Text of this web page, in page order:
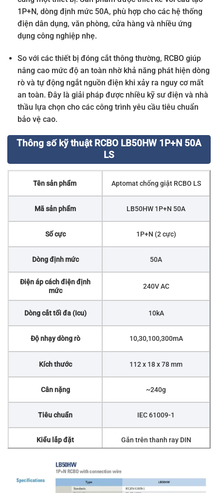
1P+N, dòng định mức 50A, phù hợp cho các hệ thống
điện dân dụng, văn phòng, cửa hàng và nhiều ứng
dụng công nghiệp nhẹ.
So với các thiết bị đóng cắt thông thường, RCBO giúp
nâng cao mức độ an toàn nhờ khả năng phát hiện dòng
rò và tự động ngắt nguồn điện khi xảy ra nguy cơ mất
an toàn. Đây là giải pháp được nhiều kỹ sư điện và nhà
thầu lựa chọn cho các công trình yêu cầu tiêu chuẩn
bảo vệ cao.
Thông số kỹ thuật RCBO LB50HW 1P+N 50A
LS
Tên sản phẩm Aptomat chống giật RCBO LS
Mã sản phẩm LB50HW 1P+N 50A
Số cực 1P+N (2 cực)
Dòng định mức 50A
Điện áp cách điện định
mức
240V AC
Dòng cắt tối đa (Icu) 10kA
Độ nhạy dòng rò 10,30,100,300mA
Kích thước 112 x 18 x 78 mm
Cân nặng ~240g
Tiêu chuẩn IEC 61009-1
Kiểu lắp đặt Gắn trên thanh ray DIN